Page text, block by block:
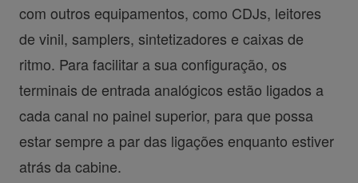
com outros equipamentos, como CDJs, leitores
de vinil, samplers, sintetizadores e caixas de
ritmo. Para facilitar a sua configuração, os
terminais de entrada analógicos estão ligados a
cada canal no painel superior, para que possa
estar sempre a par das ligações enquanto estiver
atrás da cabine.